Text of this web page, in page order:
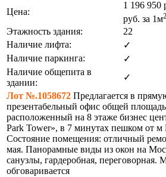
Цена:
1 196 950
руб. за 1м2
Этажность здания:
22
Наличие лифта:
✓
Наличие паркинга:
✓
Наличие общепита в
здании:
✓
Лот №.1058672 Предлагается в
презентабельный офис общей
расположенный на 8 этаже бизнес
Park Tower», в 7 минутах пешком от м
Состояние помещения: отличный
мая. Панорамные виды из окон на
санузлы, гардеробная, переговорная.
обговаривается